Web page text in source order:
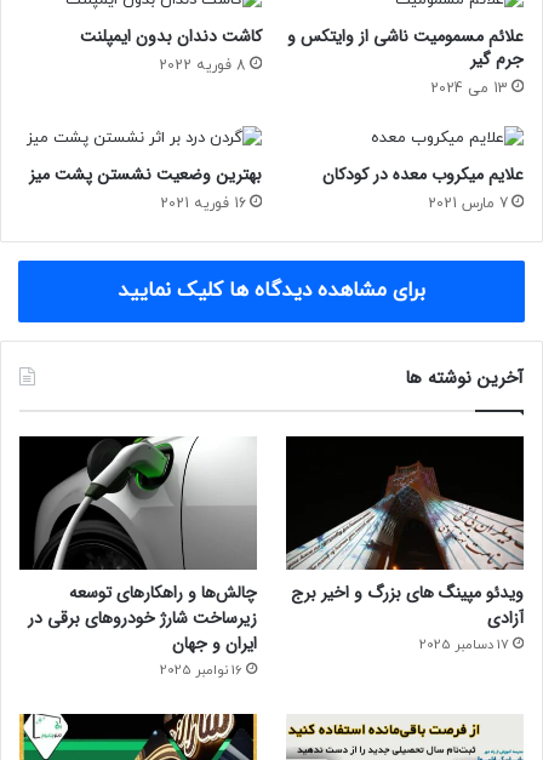
علائم مسمومیت ناشی از وایتکس و
جرم گیر
13 می 2024
کاشت دندان بدون ایمپلنت
8 فوریه 2022
علایم میکروب معده در کودکان
7 مارس 2021
بهترین وضعیت نشستن پشت میز
16 فوریه 2021
برای مشاهده دیدگاه ها کلیک نمایید
آخرین نوشته ها
ویدئو مپینگ های بزرگ و اخیر برج
آزادی
17 دسامبر 2025
چالش‌ها و راهکارهای توسعه
زیرساخت شارژ خودروهای برقی در
ایران و جهان
16 نوامبر 2025